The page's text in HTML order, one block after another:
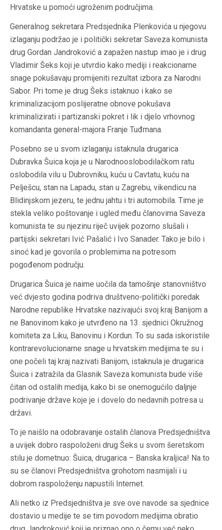
Hrvatske u pomoći ugroženim područjima.
Generalnog sekretara Predsjednika Plenkovića u njegovu
izlaganju podržao je i politički sekretar Saveza komunista
drug Gordan Jandroković a zapažen nastup imao je i drug
Vladimir Šeks koji je utvrdio kako mediji i reakcionarne
snage pokušavaju promijeniti rezultat izbora za Narodni
Sabor. Pri tome je drug Šeks istaknuo i kako se
kriminalizacijom poslijeratne obnove pokušava
kriminalizirati i partizanski pokret i lik i djelo vrhovnog
komandanta general-majora Franje Tuđmana.
Posebno se u svom izlaganju istaknula drugarica
Dubravka Šuica koja je u Narodnooslobodilačkom ratu
oslobodila vilu u Dubrovniku, kuću u Cavtatu, kuću na
Pelješcu, stan na Lapadu, stan u Zagrebu, vikendicu na
Blidinjskom jezeru, te jednu jahtu i tri automobila. Time je
stekla veliko poštovanje i ugled među članovima Saveza
komunista te su njezinu riječ uvijek pozorno slušali i
partijski sekretari Ivić Pašalić i Ivo Sanader. Tako je bilo i
sinoć kad je govorila o problemima na potresom
pogođenom području.
Drugarica Šuica je naime uočila da tamošnje stanovništvo
već dvjesto godina podriva društveno-politički poredak
Narodne republike Hrvatske nazivajući svoj kraj Banijom a
ne Banovinom kako je utvrđeno na 13. sjednici Okružnog
komiteta za Liku, Banovinu i Kordun. To su sada iskoristile
kontrarevolucionarne snage u hrvatskim medijima te su i
one počeli taj kraj nazivati Banijom, istaknula je drugarica
Šuica i zatražila da Glasnik Saveza komunista bude više
čitan od ostalih medija, kako bi se onemogućilo daljnje
podrivanje države koje je i dovelo do nedavnih potresa u
državi.
To je naišlo na odobravanje ostalih članova Predsjedništva
a uvijek dobro raspoloženi drug Šeks u svom šeretskom
stilu je dometnuo: Šuica, drugarica – Banska kraljica! Na to
su se članovi Predsjedništva grohotom nasmijali i u
dobrom raspoloženju napustili Internet.
Ali netko iz Predsjedništva je sve ove navode sa sjednice
dostavio u medije te se tim povodom medijima obratio